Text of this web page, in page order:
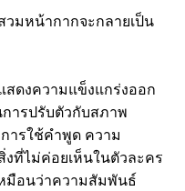
วมหน้ากากจะกลายเป็น
ดงความแข็งแกร่งออก
ารปรับตัวกับสภาพ
ารใช้คำพูด ความ
งที่ไม่ค่อยเห็นในตัวละคร
มือนว่าความสัมพันธ์